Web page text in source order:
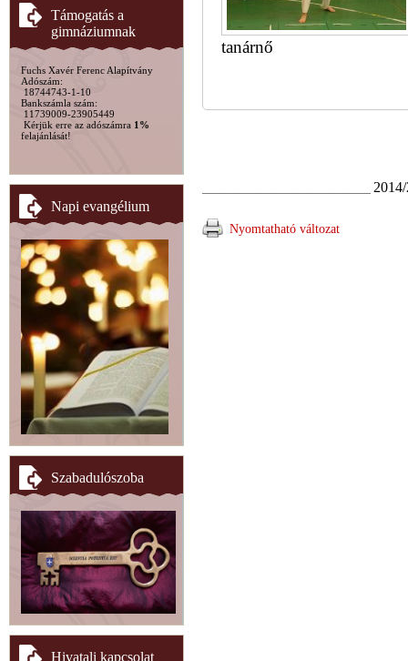
Támogatás a
gimnáziumnak
Fuchs Xavér Ferenc Alapítvány
Adószám:
18744743-1-10
Bankszámla szám:
11739009-23905449
Kérjük erre az adószámra 1%
felajánlását!
Napi evangélium
Szabadulószoba
Hivatali kapcsolat
tanárnő
Nyomtatható változat